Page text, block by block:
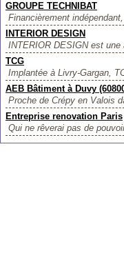
GROUPE TECHNIBAT
Financièrement
INTERIOR DESIGN
INTERIOR DESIGN est
TCG
Implantée à Livry-Gargan,
AEB Bâtiment à Duvy
Proche de Crépy en Valois
Entreprise renovation Paris
Qui ne rêverai pas de